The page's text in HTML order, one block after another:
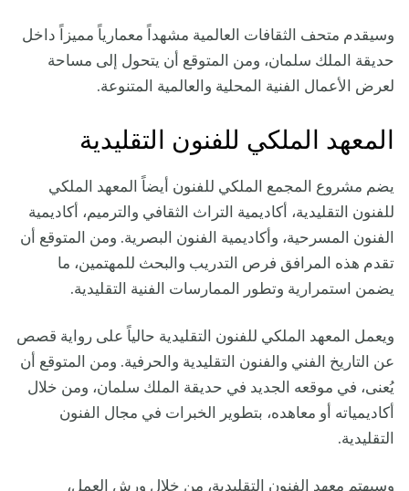
وسيقدم متحف الثقافات العالمية مشهداً معمارياً مميزاً داخل
حديقة الملك سلمان، ومن المتوقع أن يتحول إلى مساحة
لعرض الأعمال الفنية المحلية والعالمية المتنوعة.
المعهد الملكي للفنون التقليدية
يضم مشروع المجمع الملكي للفنون أيضاً المعهد الملكي
للفنون التقليدية، أكاديمية التراث الثقافي والترميم، أكاديمية
الفنون المسرحية، وأكاديمية الفنون البصرية. ومن المتوقع أن
تقدم هذه المرافق فرص التدريب والبحث للمهتمين، ما
يضمن استمرارية وتطور الممارسات الفنية التقليدية.
ويعمل المعهد الملكي للفنون التقليدية حالياً على رواية قصص
عن التاريخ الفني والفنون التقليدية والحرفية. ومن المتوقع أن
يُعنى، في موقعه الجديد في حديقة الملك سلمان، ومن خلال
أكاديمياته أو معاهده، بتطوير الخبرات في مجال الفنون
التقليدية.
وسيهتم معهد الفنون التقليدية، من خلال ورش العمل،